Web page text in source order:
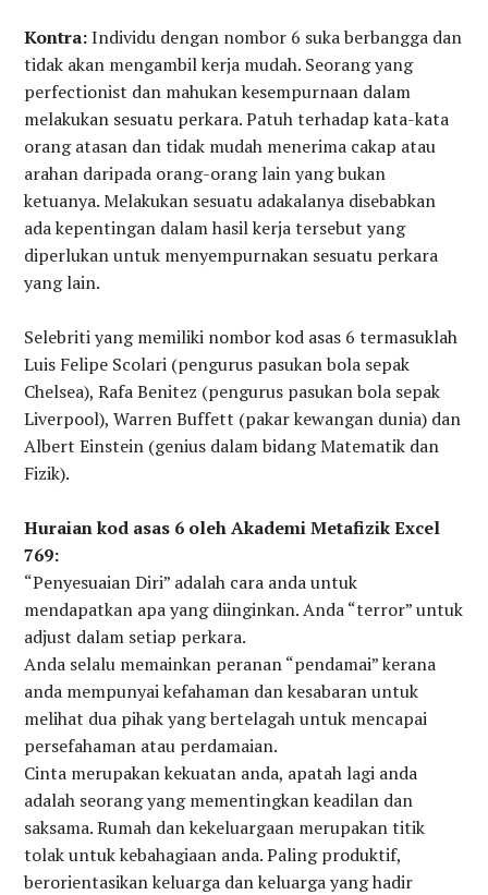
Kontra:Individu dengan nombor 6 suka berbangga dan
tidak akan mengambil kerja mudah. Seorang yang
perfectionist dan mahukan kesempurnaan dalam
melakukan sesuatu perkara. Patuh terhadap kata-kata
orang atasan dan tidak mudah menerima cakap atau
arahan daripada orang-orang lain yang bukan
ketuanya. Melakukan sesuatu adakalanya disebabkan
ada kepentingan dalam hasil kerja tersebut yang
diperlukan untuk menyempurnakan sesuatu perkara
yang lain.
Selebriti yang memiliki nombor kod asas 6 termasuklah
Luis Felipe Scolari (pengurus pasukan bola sepak
Chelsea), Rafa Benitez (pengurus pasukan bola sepak
Liverpool), Warren Buffett (pakar kewangan dunia) dan
Albert Einstein (genius dalam bidang Matematik dan
Fizik).
Huraian kod asas 6 oleh Akademi Metafizik Excel
769:
“Penyesuaian Diri” adalah cara anda untuk
mendapatkan apa yang diinginkan. Anda “terror” untuk
adjust dalam setiap perkara.
Anda selalu memainkan peranan “pendamai” kerana
anda mempunyai kefahaman dan kesabaran untuk
melihat dua pihak yang bertelagah untuk mencapai
persefahaman atau perdamaian.
Cinta merupakan kekuatan anda, apatah lagi anda
adalah seorang yang mementingkan keadilan dan
saksama. Rumah dan kekeluargaan merupakan titik
tolak untuk kebahagiaan anda. Paling produktif,
berorientasikan keluarga dan keluarga yang hadir